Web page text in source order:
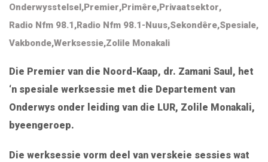
Onderwysstelsel ,Premier,Primêre,Privaatsektor,
Radio Nfm 98.1 ,Radio Nfm 98.1-Nuus,Sekondêre,Spesiale,
Vakbonde,Werksessie,Zolile Monakali
Die Premier van die Noord-Kaap, dr. Zamani Saul, het
‘n spesiale werksessie met die Departement van
Onderwys onder leiding van die LUR, Zolile Monakali,
byeengeroep.
Die werksessie vorm deel van verskeie sessies wat